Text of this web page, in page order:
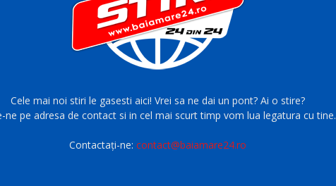
Cele mai noi stiri le gasesti aici! Vrei sa ne dai un pont? Ai o stire?
ne pe adresa de contact si in cel mai scurt timp vom lua legatura cu tine.
Contactați-ne:contact@baiamare24.ro